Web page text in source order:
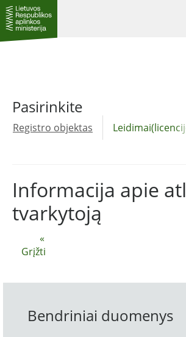
Pasirinkite
Registro objektas
«
Grįžti
Informacija apie
tvarkytoją
Bendriniai duomenys